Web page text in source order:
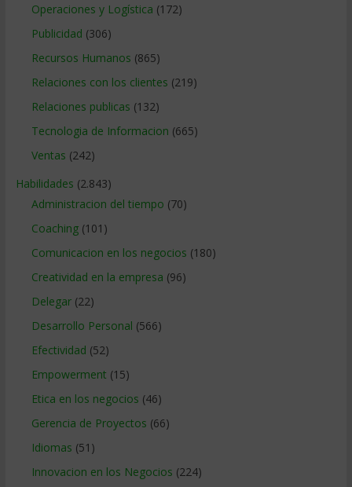
Operaciones y Logística (172)
Publicidad (306)
Recursos Humanos (865)
Relaciones con los clientes (219)
Relaciones publicas (132)
Tecnologia de Informacion (665)
Ventas (242)
Habilidades (2.843)
Administracion del tiempo (70)
Coaching(101)
Comunicacion en los negocios (180)
Creatividad en la empresa (96)
Delegar(22)
Desarrollo Personal (566)
Efectividad (52)
Empowerment (15)
Etica en los negocios (46)
Gerencia de Proyectos (66)
Idiomas (51)
Innovacion en los Negocios (224)